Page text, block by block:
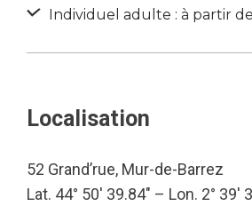
Individuel adulte : à partir
Localisation
52 Grand’rue, Mur-de-Barrez
Lat. 44° 50′ 39.84″ – Lon. 2° 39′